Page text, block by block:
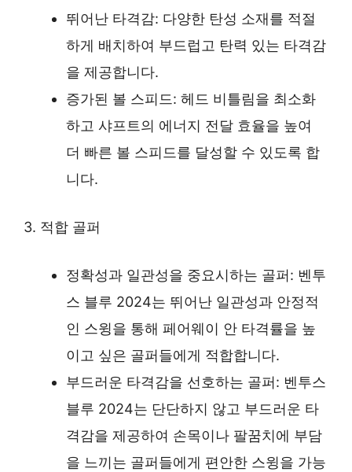
뛰어난 타격감: 다양한 탄성 소재를 적절
하게 배치하여 부드럽고 탄력 있는 타격감
을 제공합니다.
증가된 볼 스피드: 헤드 비틀림을 최소화
하고 샤프트의 에너지 전달 효율을 높여
더 빠른 볼 스피드를 달성할 수 있도록 합
니다.
3. 적합 골퍼
정확성과 일관성을 중요시하는 골퍼: 벤투
스 블루 2024는 뛰어난 일관성과 안정적
인 스윙을 통해 페어웨이 안 타격률을 높
이고 싶은 골퍼들에게 적합합니다.
부드러운 타격감을 선호하는 골퍼: 벤투스
블루 2024는 단단하지 않고 부드러운 타
격감을 제공하여 손목이나 팔꿈치에 부담
을 느끼는 골퍼들에게 편안한 스윙을 가능